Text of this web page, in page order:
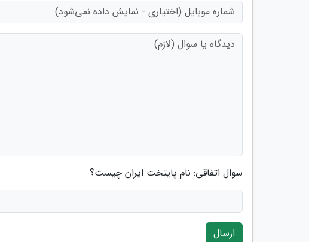
سوال اتفاقی: نام پایتخت ایران چیست؟
ارسال